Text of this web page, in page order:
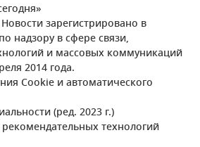
зарегистрировано в
надзору в сфере связи,
и массовых коммуникаций
2014 года.
Cookie и автоматического
(ред. 2023 г.)
технологий